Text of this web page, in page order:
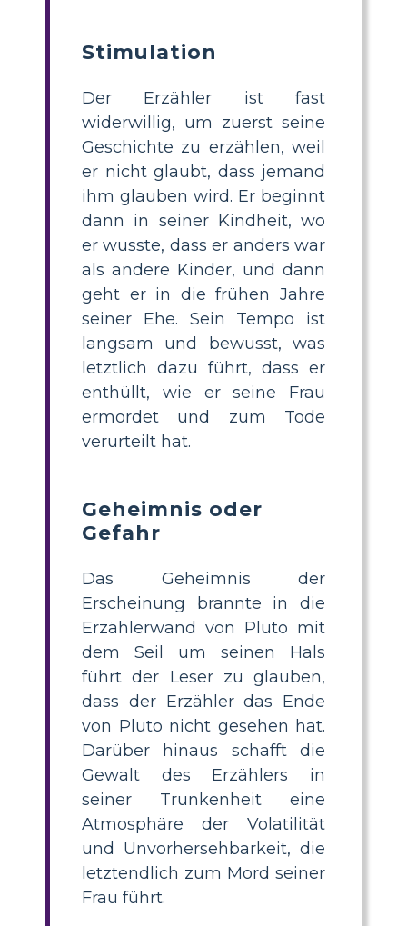
Stimulation
Der Erzähler ist fast
widerwillig, um zuerst seine
Geschichte zu erzählen, weil
er nicht glaubt, dass jemand
ihm glauben wird. Er beginnt
dann in seiner Kindheit, wo
er wusste, dass er anders war
als andere Kinder, und dann
geht er in die frühen Jahre
seiner Ehe. Sein Tempo ist
langsam und bewusst, was
letztlich dazu führt, dass er
enthüllt, wie er seine Frau
ermordet und zum Tode
verurteilt hat.
Geheimnis oder
Gefahr
Das Geheimnis der
Erscheinung brannte in die
Erzählerwand von Pluto mit
dem Seil um seinen Hals
führt der Leser zu glauben,
dass der Erzähler das Ende
von Pluto nicht gesehen hat.
Darüber hinaus schafft die
Gewalt des Erzählers in
seiner Trunkenheit eine
Atmosphäre der Volatilität
und Unvorhersehbarkeit, die
letztendlich zum Mord seiner
Frau führt.